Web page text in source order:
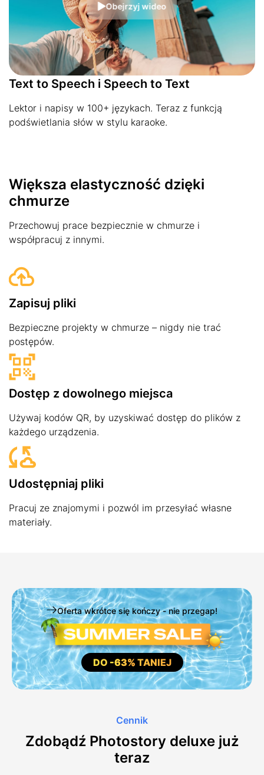
Obejrzyj wideo
Text to Speech i Speech to Text
Lektor i napisy w 100+ językach. Teraz z funkcją
podświetlania słów w stylu karaoke.
Większa elastyczność dzięki
chmurze
Przechowuj prace bezpiecznie w chmurze i
współpracuj z innymi.
Zapisuj pliki
Bezpieczne projekty w chmurze – nigdy nie trać
postępów.
Dostęp z dowolnego miejsca
Używaj kodów QR, by uzyskiwać dostęp do plików z
każdego urządzenia.
Udostępniaj pliki
Pracuj ze znajomymi i pozwól im przesyłać własne
materiały.
Oferta wkrótce się kończy - nie przegap!
DO -63% TANIEJ
Cennik
Zdobądź Photostory deluxe już
teraz